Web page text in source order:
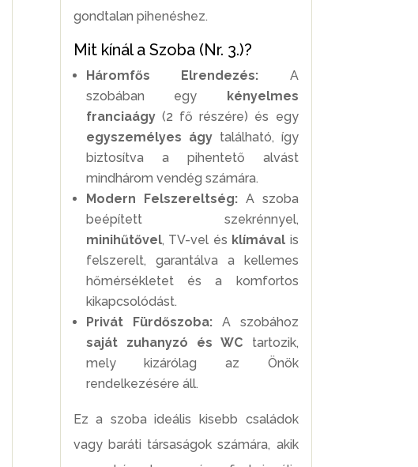
gondtalan pihenéshez.
Mit kínál a Szoba (Nr. 3.)?
Háromfős Elrendezés: A
szobában egy
kényelmes
franciaágy(2 fő részére) és egy
egyszemélyes ágytalálható, így
biztosítva a pihentető alvást
mindhárom vendég számára.
Modern Felszereltség:A szoba
beépített szekrénnyel,
minihűtővel, TV-vel és klímával is
felszerelt, garantálva a kellemes
hőmérsékletet és a komfortos
kikapcsolódást.
Privát Fürdőszoba:A szobához
saját zuhanyzó és WC tartozik,
mely kizárólag az Önök
rendelkezésére áll.
Ez a szoba ideális kisebb családok
vagy baráti társaságok számára, akik